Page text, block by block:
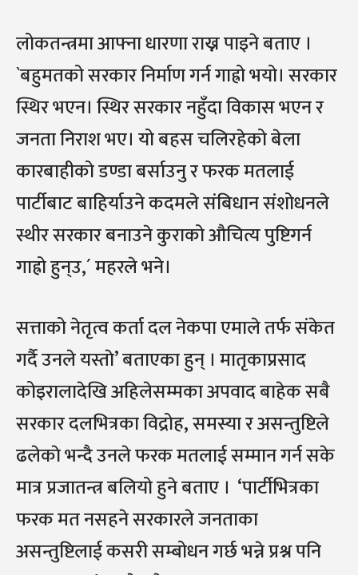
लोकतन्त्रमा आफ्ना धारणा राख्न पाइने बताए ।
`बहुमतको सरकार निर्माण गर्न गाह्रो भयो। सरकार
स्थिर भएन। स्थिर सरकार नहुँदा विकास भएन र
जनता निराश भए। यो बहस चलिरहेको बेला
कारबाहीको डण्डा बर्साउनु र फरक मतलाई
पार्टीबाट बाहिर्याउने कदमले संबिधान संशोधनले
स्थीर सरकार बनाउने कुराको औचित्य पुष्टिगर्न
गाह्रो हुन्उ,´ महरले भने।
सत्ताको नेतृत्व कर्ता दल नेकपा एमाले तर्फ संकेत
गर्दै उनले यस्ताे’ बताएका हुन् । मातृकाप्रसाद
कोइरालादेखि अहिलेसम्मका अपवाद बाहेक सबै
सरकार दलभित्रका विद्रोह, समस्या र असन्तुष्टिले
ढलेकाे भन्दै उनले फरक मतलाई सम्मान गर्न सके
मात्र प्रजातन्त्र बलियो हुने बताए । ‘पार्टीभित्रका
फरक मत नसहने सरकारले जनताका
असन्तुष्टिलाई कसरी सम्बोधन गर्छ भन्ने प्रश्न पनि